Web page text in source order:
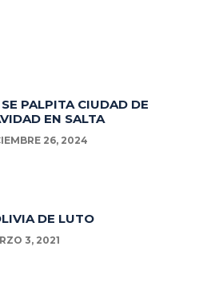
SE PALPITA CIUDAD DE
EN SALTA
26, 2024
DE LUTO
3, 2021